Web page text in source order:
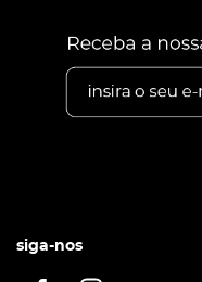
siga-nos